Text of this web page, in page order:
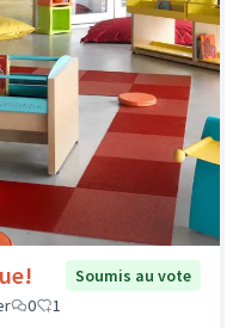
Soumis au vote
0 1